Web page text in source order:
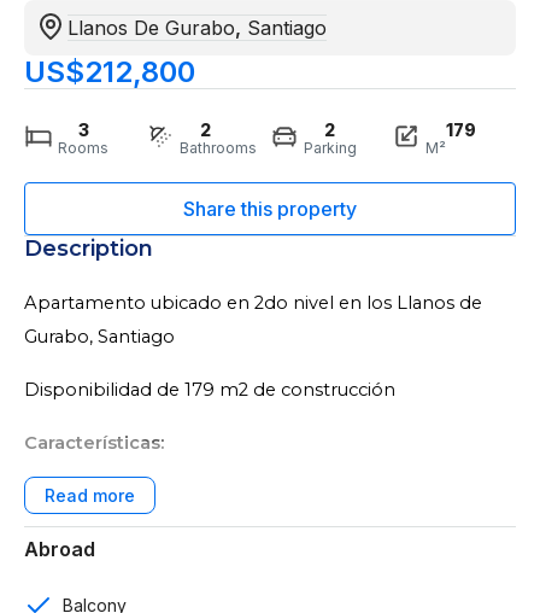
Llanos De Gurabo, Santiago
US$212,800
3
Rooms
2
Bathrooms
2
Parking
179
M²
Description
Apartamento ubicado en 2do nivel en los Llanos de
Gurabo, Santiago
Disponibilidad de 179 m2 de construcción
Características:
3 rooms
2 baños
Baño de visitas
Abroad
Balcony